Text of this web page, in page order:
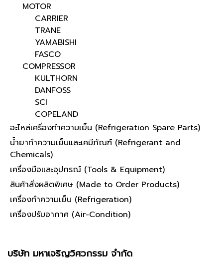
MOTOR
CARRIER
TRANE
YAMABISHI
FASCO
COMPRESSOR
KULTHORN
DANFOSS
SCI
COPELAND
อะไหล่เครื่องทำความเย็น (Refrigeration Spare Parts)
น้ำยาทำความเย็นและเคมีภัณฑ์ (Refrigerant and
Chemicals)
เครื่องมือและอุปกรณ์ (Tools & Equipment)
สินค้าสั่งผลิตพิเศษ (Made to Order Products)
เครื่องทำความเย็น (Refrigeration)
เครื่องปรับอากาศ (Air-Condition)
บริษัท มหาเจริญวิศวกรรม จำกัด